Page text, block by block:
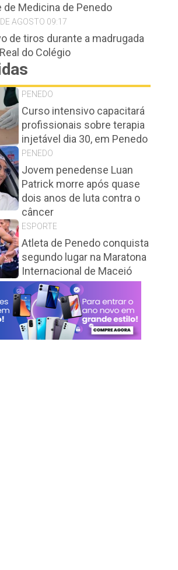
de Medicina de Penedo
AGOSTO 09:17
de tiros durante a madrugada
do Colégio
PENEDO
Curso intensivo capacitará
profissionais sobre terapia
injetável dia 30, em Penedo
PENEDO
Jovem penedense Luan
Patrick morre após quase
dois anos de luta contra o
câncer
ESPORTE
Atleta de Penedo conquista
segundo lugar na Maratona
Internacional de Maceió